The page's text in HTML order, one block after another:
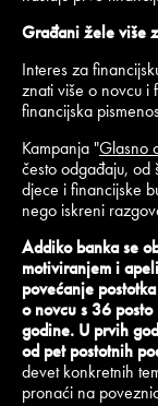
Građani žele više
Interes za
znati više o novcu i
financijska
Kampanja "Glasno
često odgađaju, od
djece i financijske
nego iskreni
Addiko banka se
motiviranjem i
povećanje
o novcu s 36
godine. U prvih
od pet postotnih
devet konkretnih
pronaći na